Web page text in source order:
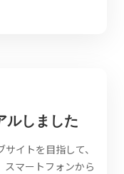
ルしました
イトを目指して、
マートフォンから